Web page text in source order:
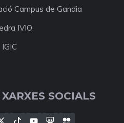
Campus de Gandia
IVIO
IGIC
SOCIALS